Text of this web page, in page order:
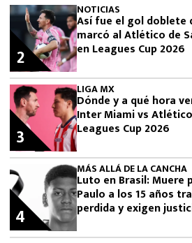
NOTICIAS
Así fue el gol doblete
marcó al Atlético de
en Leagues Cup 2026
2
LIGA MX
Dónde y a qué hora
Inter Miami vs
Leagues Cup 2026
3
MÁS ALLÁ DE LA CANCHA
Luto en Brasil: Muere
Paulo a los 15 años
perdida y exigen
4